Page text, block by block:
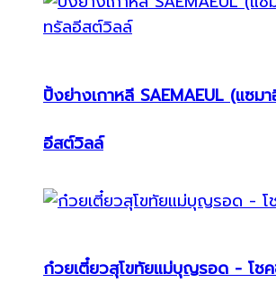
ปิ้งย่างเกาหลี SAEMAEUL (แซม
อีสต์วิลล์
ก๋วยเตี๋ยวสุโขทัยแม่บุญรอด - โช